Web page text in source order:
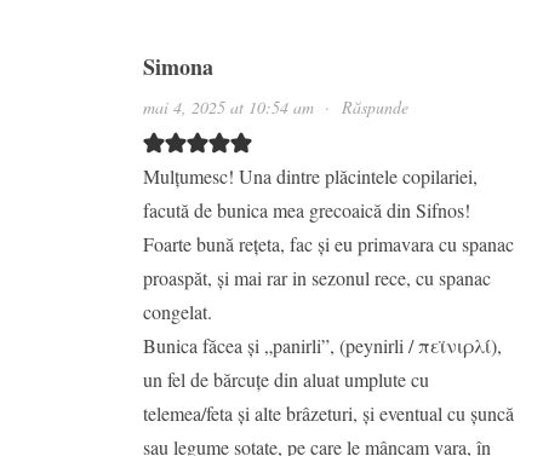
Simona
mai 4, 2025 at 10:54 am· Răspunde
Mulțumesc! Una dintre plăcintele copilariei,
facută de bunica mea grecoaică din Sifnos!
Foarte bună rețeta, fac și eu primavara cu spanac
proaspăt, și mai rar in sezonul rece, cu spanac
congelat.
Bunica făcea și „panirli”, (peynirli / πεϊνιρλί),
un fel de bărcuțe din aluat umplute cu
telemea/feta și alte brâzeturi, și eventual cu șuncă
sau legume sotate, pe care le mâncam vara, în